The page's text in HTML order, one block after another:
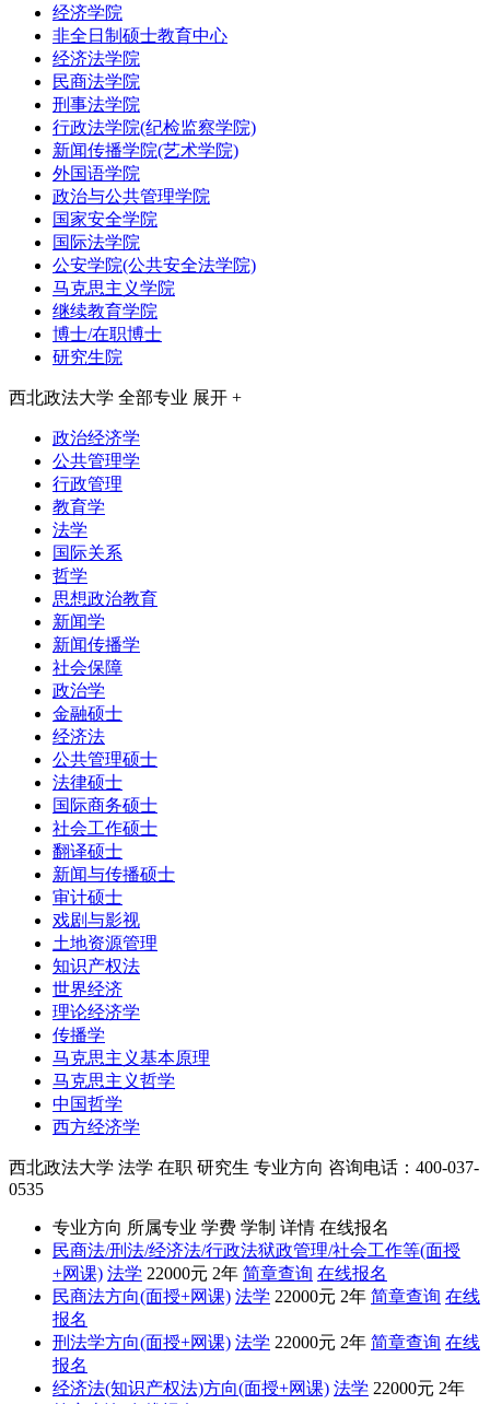
经济学院
非全日制硕士教育中心
经济法学院
民商法学院
刑事法学院
行政法学院(纪检监察学院)
新闻传播学院(艺术学院)
外国语学院
政治与公共管理学院
国家安全学院
国际法学院
公安学院(公共安全法学院)
马克思主义学院
继续教育学院
博士/在职博士
研究生院
西北政法大学 全部专业 展开 +
政治经济学
公共管理学
行政管理
教育学
法学
国际关系
哲学
思想政治教育
新闻学
新闻传播学
社会保障
政治学
金融硕士
经济法
公共管理硕士
法律硕士
国际商务硕士
社会工作硕士
翻译硕士
新闻与传播硕士
审计硕士
戏剧与影视
土地资源管理
知识产权法
世界经济
理论经济学
传播学
马克思主义基本原理
马克思主义哲学
中国哲学
西方经济学
西北政法大学 法学 在职 研究生 专业方向 咨询电话：400-037-
0535
专业方向 所属专业 学费 学制 详情 在线报名
民商法/刑法/经济法/行政法狱政管理/社会工作等(面授
+网课) 法学 22000元 2年 简章查询 在线报名
民商法方向(面授+网课) 法学 22000元 2年 简章查询 在线
报名
刑法学方向(面授+网课) 法学 22000元 2年 简章查询 在线
报名
经济法(知识产权法)方向(面授+网课) 法学 22000元 2年